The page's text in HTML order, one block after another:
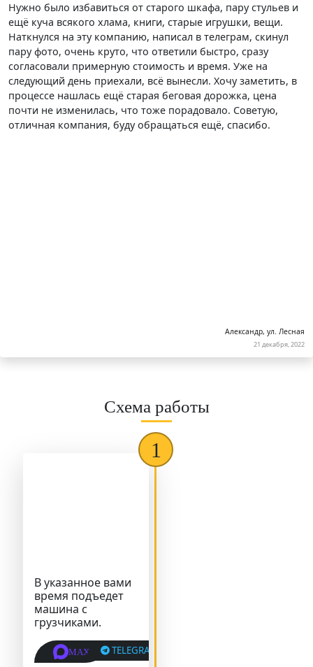
Снять паркет
1 комната 3 600 р.
2 комнаты 6 000 р.
3 комнаты 9 000 р.
Нужно было избавиться от старого шкафа, пару стульев и
ещё куча всякого хлама, книги, старые игрушки, вещи.
Наткнулся на эту компанию, написал в телеграм, скинул
пару фото, очень круто, что ответили быстро, сразу
согласовали примерную стоимость и время. Уже на
следующий день приехали, всё вынесли. Хочу заметить, в
процессе нашлась ещё старая беговая дорожка, цена
почти не изменилась, что тоже порадовало. Советую,
отличная компания, буду обращаться ещё, спасибо.
Александр, ул. Лесная
21 декабря, 2022
Схема работы
В указанное вами
время подъедет
машина с
грузчиками.
MAX TELEGRAM